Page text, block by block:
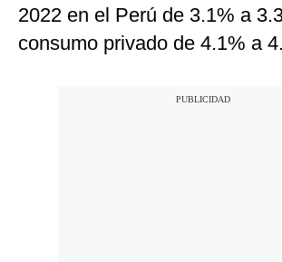
2022 en el Perú de 3.1% a
consumo privado de 4.1% a